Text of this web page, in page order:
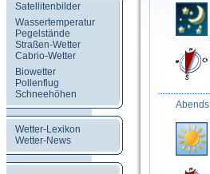
Satellitenbilder
Wassertemperatur
Pegelstände
Straßen-Wetter
Cabrio-Wetter
Biowetter
Pollenflug
Schneehöhen
Wetter-Lexikon
Wetter-News
Abends